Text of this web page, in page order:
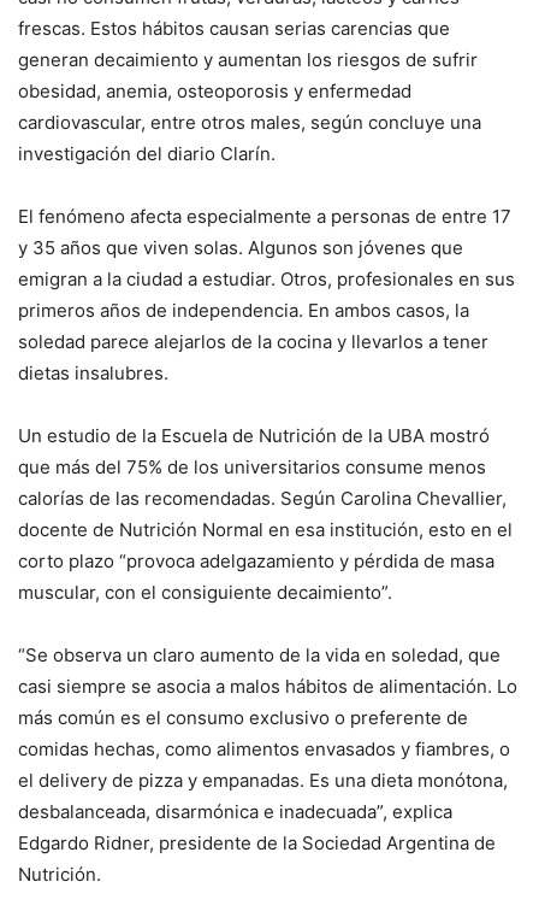
frescas. Estos hábitos causan serias carencias que
generan decaimiento y aumentan los riesgos de sufrir
obesidad, anemia, osteoporosis y enfermedad
cardiovascular, entre otros males, según concluye una
investigación del diario Clarín.
El fenómeno afecta especialmente a personas de entre 17
y 35 años que viven solas. Algunos son jóvenes que
emigran a la ciudad a estudiar. Otros, profesionales en sus
primeros años de independencia. En ambos casos, la
soledad parece alejarlos de la cocina y llevarlos a tener
dietas insalubres.
Un estudio de la Escuela de Nutrición de la UBA mostró
que más del 75% de los universitarios consume menos
calorías de las recomendadas. Según Carolina Chevallier,
docente de Nutrición Normal en esa institución, esto en el
corto plazo “provoca adelgazamiento y pérdida de masa
muscular, con el consiguiente decaimiento”.
“Se observa un claro aumento de la vida en soledad, que
casi siempre se asocia a malos hábitos de alimentación. Lo
más común es el consumo exclusivo o preferente de
comidas hechas, como alimentos envasados y fiambres, o
el delivery de pizza y empanadas. Es una dieta monótona,
desbalanceada, disarmónica e inadecuada”, explica
Edgardo Ridner, presidente de la Sociedad Argentina de
Nutrición.